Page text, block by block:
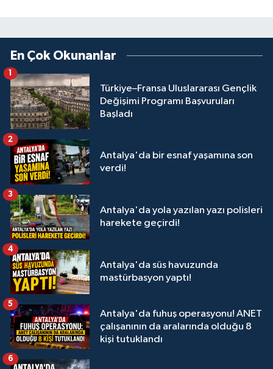
En Çok Okunanlar
Türkiye–Fransa Uluslararası Gençlik
Değişimi Programı Başvuruları
Başladı
1
Antalya'da bir esnaf yaşamına son
verdi!
2
Antalya'da yola yazılan yazı polisleri
harekete geçirdi!
3
Antalya'da süs havuzunda
mastürbasyon yaptı!
4
Antalya'da fuhuş operasyonu! ANET
çalışanının da aralarında olduğu 8
kişi tutuklandı
5
6